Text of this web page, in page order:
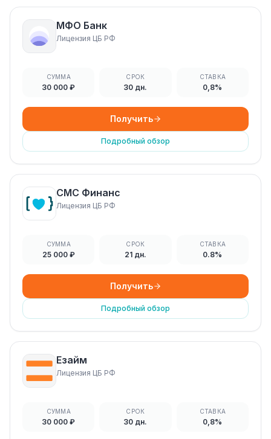
МФО Банк
Лицензия ЦБ РФ
СУММА
30 000 ₽
СРОК
30 дн.
СТАВКА
0,8%
Получить
Подробный обзор
СМС Финанс
Лицензия ЦБ РФ
СУММА
25 000 ₽
СРОК
21 дн.
СТАВКА
0.8%
Получить
Подробный обзор
Езайм
Лицензия ЦБ РФ
СУММА
30 000 ₽
СРОК
30 дн.
СТАВКА
0,8%